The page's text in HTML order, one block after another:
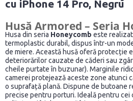
cu iPhone 14 Pro, Negru
Husă Armored – Seria
Husa din seria Honeycomb este
termoplastic durabil, dispus într-un
de miere. Această husă oferă protecție
deteriorărilor cauzate de căderi sau
cheile purtate în buzunar). Marginile
camerei protejează aceste zone atunci
o suprafață plană. Dispune de butoane
precise pentru porturi. Ideală pentru cei